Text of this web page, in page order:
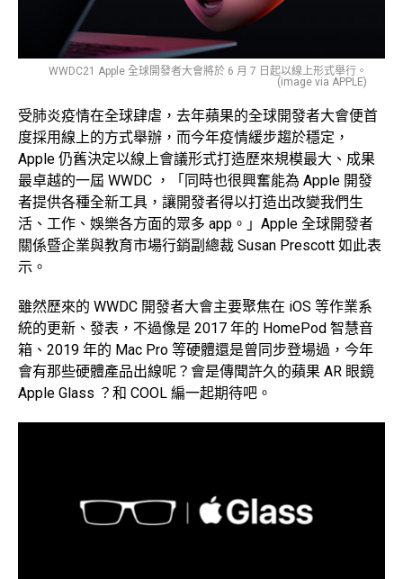
WWDC21 Apple 全球開發者大會將於 6 月 7 日起以線上形式舉行。
(image via APPLE)
受肺炎疫情在全球肆虐，去年蘋果的全球開發者大會便首
度採用線上的方式舉辦，而今年疫情緩步趨於穩定，
Apple 仍舊決定以線上會議形式打造歷來規模最大、成果
最卓越的一屆 WWDC ，「同時也很興奮能為 Apple 開發
者提供各種全新工具，讓開發者得以打造出改變我們生
活、工作、娛樂各方面的眾多 app。」Apple 全球開發者
關係暨企業與教育市場行銷副總裁 Susan Prescott 如此表
示。
雖然歷來的 WWDC 開發者大會主要聚焦在 iOS 等作業系
統的更新、發表，不過像是 2017 年的 HomePod 智慧音
箱、 2019 年的 Mac Pro 等硬體還是曾同步登場過，今年
會有那些硬體產品出線呢？會是傳聞許久的蘋果 AR 眼鏡
Apple Glass ？和 COOL 編一起期待吧。